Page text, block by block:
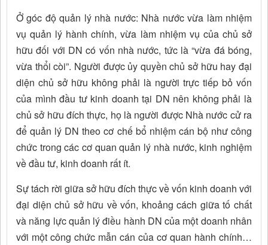
Ở góc độ quản lý nhà nước: Nhà nước vừa làm nhiệm
vụ quản lý hành chính, vừa làm nhiệm vụ của chủ sở
hữu đối với DN có vốn nhà nước, tức là “vừa đá bóng,
vừa thổi còi”. Người được ủy quyền chủ sở hữu hay đại
diện chủ sở hữu không phải là người trực tiếp bỏ vốn
của mình đầu tư kinh doanh tại DN nên không phải là
chủ sở hữu đích thực, họ là người được Nhà nước cử ra
để quản lý DN theo cơ chế bổ nhiệm cán bộ như công
chức trong các cơ quan quản lý nhà nước, kinh nghiệm
về đầu tư, kinh doanh rất ít.
Sự tách rời giữa sở hữu đích thực về vốn kinh doanh với
đại diện chủ sở hữu về vốn, khoảng cách giữa tố chất
và năng lực quản lý điều hành DN của một doanh nhân
với một công chức mẫn cán của cơ quan hành chính…